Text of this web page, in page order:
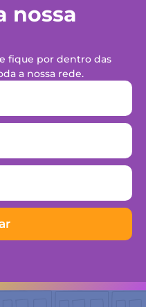
nossa
fique por dentro das
a nossa rede.